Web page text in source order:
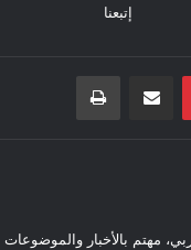
إتبعنا
بالأخبار والموضوعات